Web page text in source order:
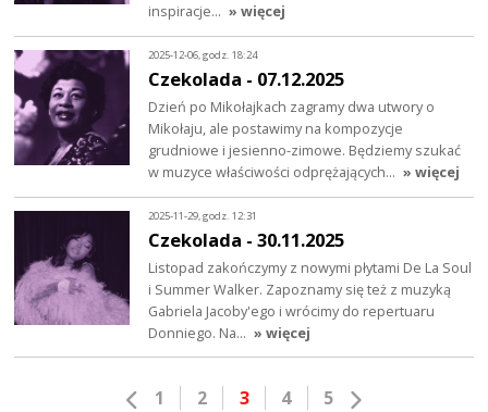
inspiracje… » więcej
2025-12-06, godz. 18:24
Czekolada - 07.12.2025
Dzień po Mikołajkach zagramy dwa utwory o
Mikołaju, ale postawimy na kompozycje
grudniowe i jesienno-zimowe. Będziemy szukać
w muzyce właściwości odprężających… » więcej
2025-11-29, godz. 12:31
Czekolada - 30.11.2025
Listopad zakończymy z nowymi płytami De La Soul
i Summer Walker. Zapoznamy się też z muzyką
Gabriela Jacoby'ego i wrócimy do repertuaru
Donniego. Na… » więcej
1 2 3 4 5